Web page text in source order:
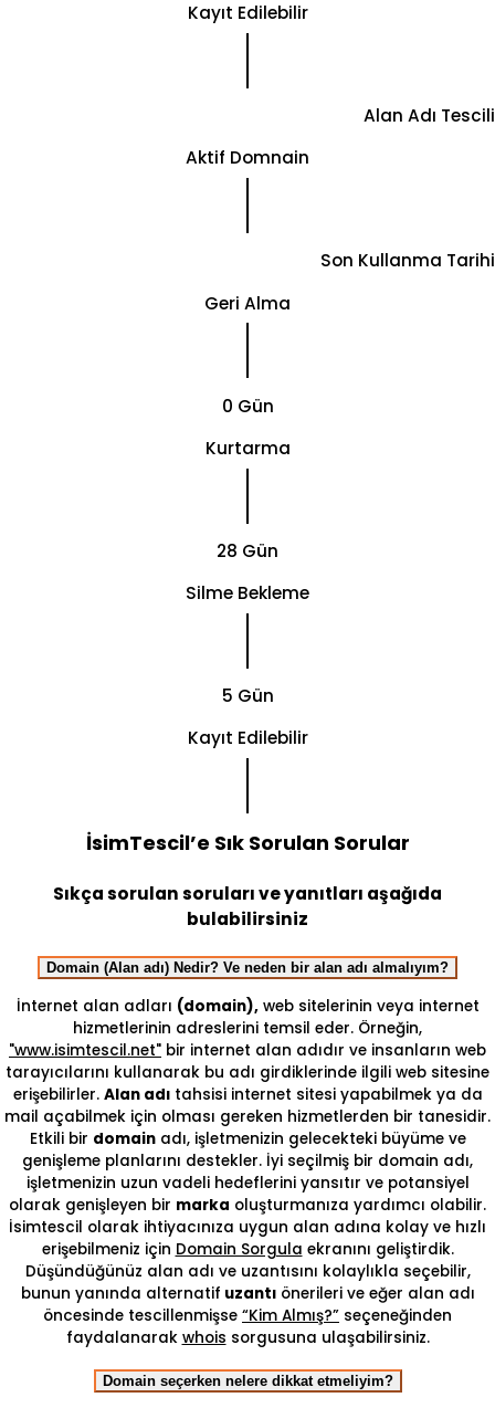
Kayıt Edilebilir
Alan Adı Tescili
Aktif Domnain
Son Kullanma Tarihi
Geri Alma
0 Gün
Kurtarma
28 Gün
Silme Bekleme
5 Gün
Kayıt Edilebilir
İsimTescil’e Sık Sorulan Sorular
Sıkça sorulan soruları ve yanıtları aşağıda
bulabilirsiniz
Domain (Alan adı) Nedir? Ve neden bir alan adı almalıyım?
İnternet alan adları (domain),web sitelerinin veya internet
hizmetlerinin adreslerini temsil eder. Örneğin,
"www.isimtescil.net" bir internet alan adıdır ve insanların web
tarayıcılarını kullanarak bu adı girdiklerinde ilgili web sitesine
erişebilirler. Alan adıtahsisi internet sitesi yapabilmek ya da
mail açabilmek için olması gereken hizmetlerden bir tanesidir.
Etkili bir domainadı, işletmenizin gelecekteki büyüme ve
genişleme planlarını destekler. İyi seçilmiş bir domain adı,
işletmenizin uzun vadeli hedeflerini yansıtır ve potansiyel
olarak genişleyen bir marka oluşturmanıza yardımcı olabilir.
İsimtescil olarak ihtiyacınıza uygun alan adına kolay ve hızlı
erişebilmeniz için Domain Sorgula ekranını geliştirdik.
Düşündüğünüz alan adı ve uzantısını kolaylıkla seçebilir,
bunun yanında alternatif uzantıönerileri ve eğer alan adı
öncesinde tescillenmişse “Kim Almış?” seçeneğinden
faydalanarak whois sorgusuna ulaşabilirsiniz.
Domain seçerken nelere dikkat etmeliyim?